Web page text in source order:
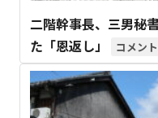
二階幹事長、三男秘
た「恩返し」